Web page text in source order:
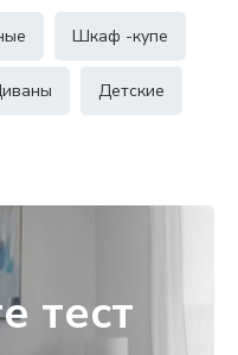
Шкаф -купе
Детские
тест